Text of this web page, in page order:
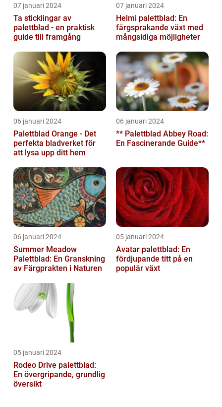
07 januari 2024
Ta sticklingar av
palettblad - en praktisk
guide till framgång
07 januari 2024
Helmi palettblad: En
färgsprakande växt med
mångsidiga möjligheter
06 januari 2024
Palettblad Orange - Det
perfekta bladverket för
att lysa upp ditt hem
06 januari 2024
** Palettblad Abbey Road:
En Fascinerande Guide**
06 januari 2024
Summer Meadow
Palettblad: En Granskning
av Färgprakten i Naturen
05 januari 2024
Avatar palettblad: En
fördjupande titt på en
populär växt
05 januari 2024
Rodeo Drive palettblad:
En övergripande, grundlig
översikt